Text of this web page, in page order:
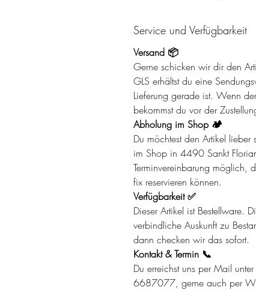
Service und Verfügbarkeit
Versand 📦
Gerne schicken wir dir den
GLS erhältst du eine
Lieferung gerade ist. Wenn
bekommst du vor der
Abholung im Shop 🏕️
Du möchtest den Artikel
im Shop in 4490 Sankt
Terminvereinbarung möglich,
fix reservieren können.
Verfügbarkeit ✅
Dieser Artikel ist Bestellware.
verbindliche Auskunft zu
dann checken wir das sofort.
Kontakt & Termin 📞
Du erreichst uns per Mail
6687077, gerne auch per